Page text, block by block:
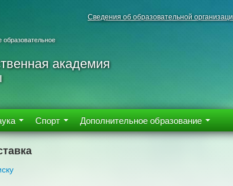
Сведения об образовательной
академия
Спорт Дополнительное образование